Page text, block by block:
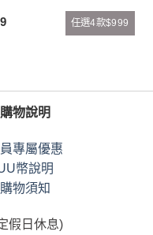
任選4款$999
購物說明
專屬優惠
幣說明
購物須知
假日休息)